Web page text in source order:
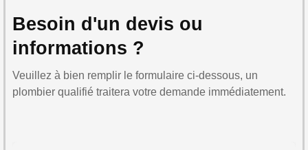
Besoin d'un devis ou
informations ?
Veuillez à bien remplir le formulaire ci-dessous, un
plombier qualifié traitera votre demande immédiatement.